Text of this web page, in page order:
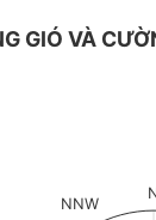
GIÓ VÀ
NNW